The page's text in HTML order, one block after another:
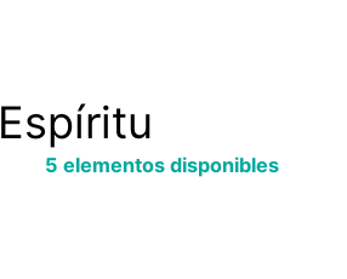
Espíritu
5 elementos disponibles